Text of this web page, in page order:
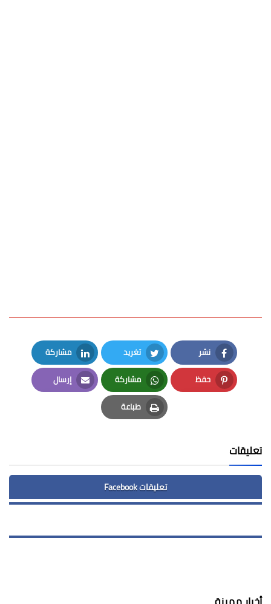
نشر
Facebook
تغريد
Twitter
مشاركة
LinkedIn
حفظ
Pinterest
مشاركة
Whatsapp
إرسال
Email
طباعة
Print
تعليقات
تعليقات Facebook